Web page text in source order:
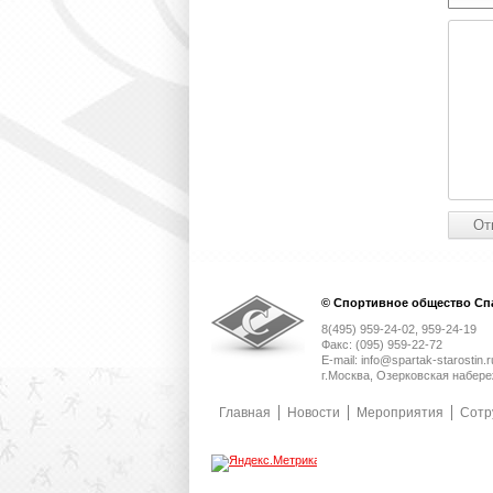
© Спортивное общество
8(495) 959-24-02, 959-24-19
Факс: (095) 959-22-72
E-mail: info@spartak-
г.Москва, Озерковская
Главная Новости Мероприятия